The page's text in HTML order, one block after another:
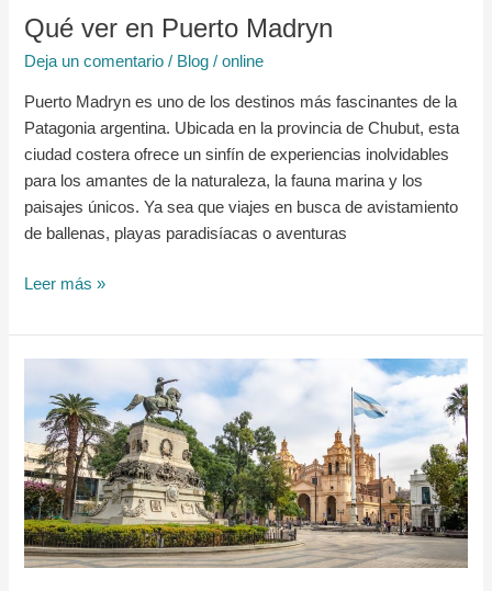
Qué ver en Puerto Madryn
Deja un comentario / Blog /online
Puerto Madryn es uno de los destinos más fascinantes de la
Patagonia argentina. Ubicada en la provincia de Chubut, esta
ciudad costera ofrece un sinfín de experiencias inolvidables
para los amantes de la naturaleza, la fauna marina y los
paisajes únicos. Ya sea que viajes en busca de avistamiento
de ballenas, playas paradisíacas o aventuras
Leer más »
Córdoba,
la
ciudad
de
los
estudiantes